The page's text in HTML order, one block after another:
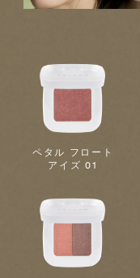
ペタル フロート
アイズ 01